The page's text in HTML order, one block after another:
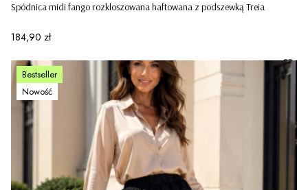
Spódnica midi fango rozkloszowana haftowana z podszewką Treia
Cena
184,90 zł
Bestseller
Nowość